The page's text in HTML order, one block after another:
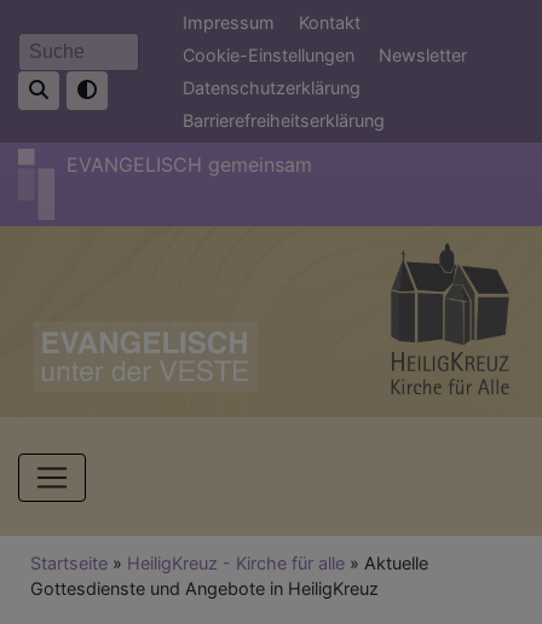
zum
Inhalt
Suche
Fußbereichsmenü
Impressum
Kontakt
Cookie-Einstellungen
Newsletter
Datenschutzerklärung
Barrierefreiheitserklärung
EVANGELISCH gemeinsam
Hauptnavigation
Breadcrumb
Startseite HeiligKreuz - Kirche für alle
Aktuelle
Gottesdienste und Angebote in HeiligKreuz